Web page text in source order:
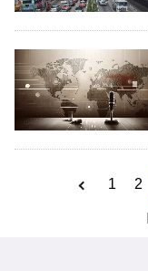
1 2